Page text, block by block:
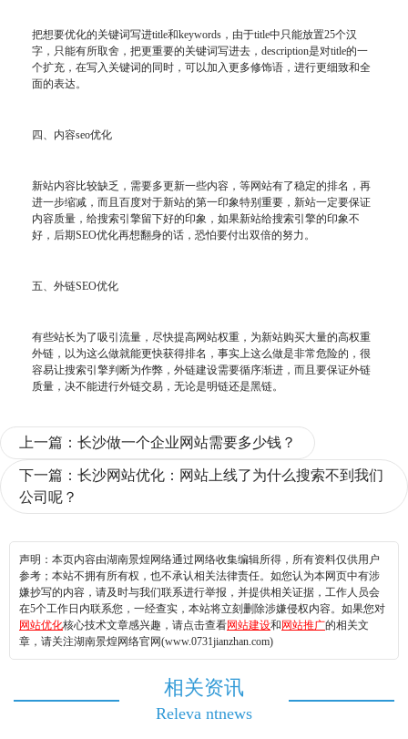
把想要优化的关键词写进title和keywords，由于title中只能放置25个汉
字，只能有所取舍，把更重要的关键词写进去，description是对title的一
个扩充，在写入关键词的同时，可以加入更多修饰语，进行更细致和全
面的表达。
四、内容seo优化
新站内容比较缺乏，需要多更新一些内容，等网站有了稳定的排名，再
进一步缩减，而且百度对于新站的第一印象特别重要，新站一定要保证
内容质量，给搜索引擎留下好的印象，如果新站给搜索引擎的印象不
好，后期SEO优化再想翻身的话，恐怕要付出双倍的努力。
五、外链SEO优化
有些站长为了吸引流量，尽快提高网站权重，为新站购买大量的高权重
外链，以为这么做就能更快获得排名，事实上这么做是非常危险的，很
容易让搜索引擎判断为作弊，外链建设需要循序渐进，而且要保证外链
质量，决不能进行外链交易，无论是明链还是黑链。
上一篇： 长沙做一个企业网站需要多少钱？
下一篇： 长沙网站优化：网站上线了为什么搜索不到我们
公司呢？
声明：本页内容由湖南景煌网络通过网络收集编辑所得，所有资料仅供用户
参考；本站不拥有所有权，也不承认相关法律责任。如您认为本网页中有涉
嫌抄写的内容，请及时与我们联系进行举报，并提供相关证据，工作人员会
在5个工作日内联系您，一经查实，本站将立刻删除涉嫌侵权内容。如果您对
网站优化核心技术文章感兴趣，请点击查看网站建设和 网站推广的相关文
章，请关注湖南景煌网络官网(www.0731jianzhan.com)
相关资讯
Releva ntnews